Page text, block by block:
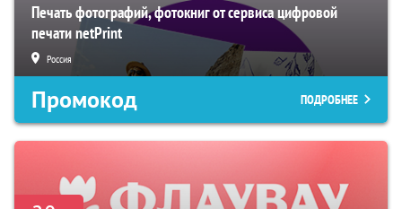
Печать фотографий, фотокниг от сервиса цифровой
печати netPrint
Россия
Промокод ПОДРОБНЕЕ